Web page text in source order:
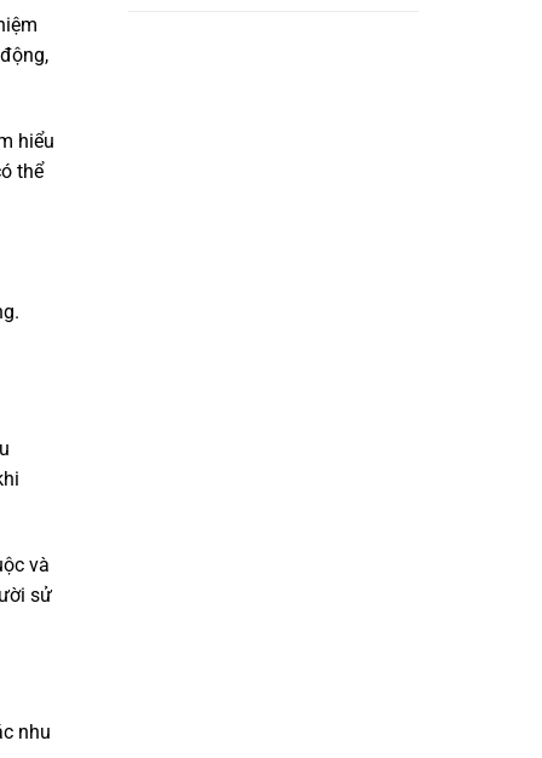
hiểu
thể
và
sử
nhu